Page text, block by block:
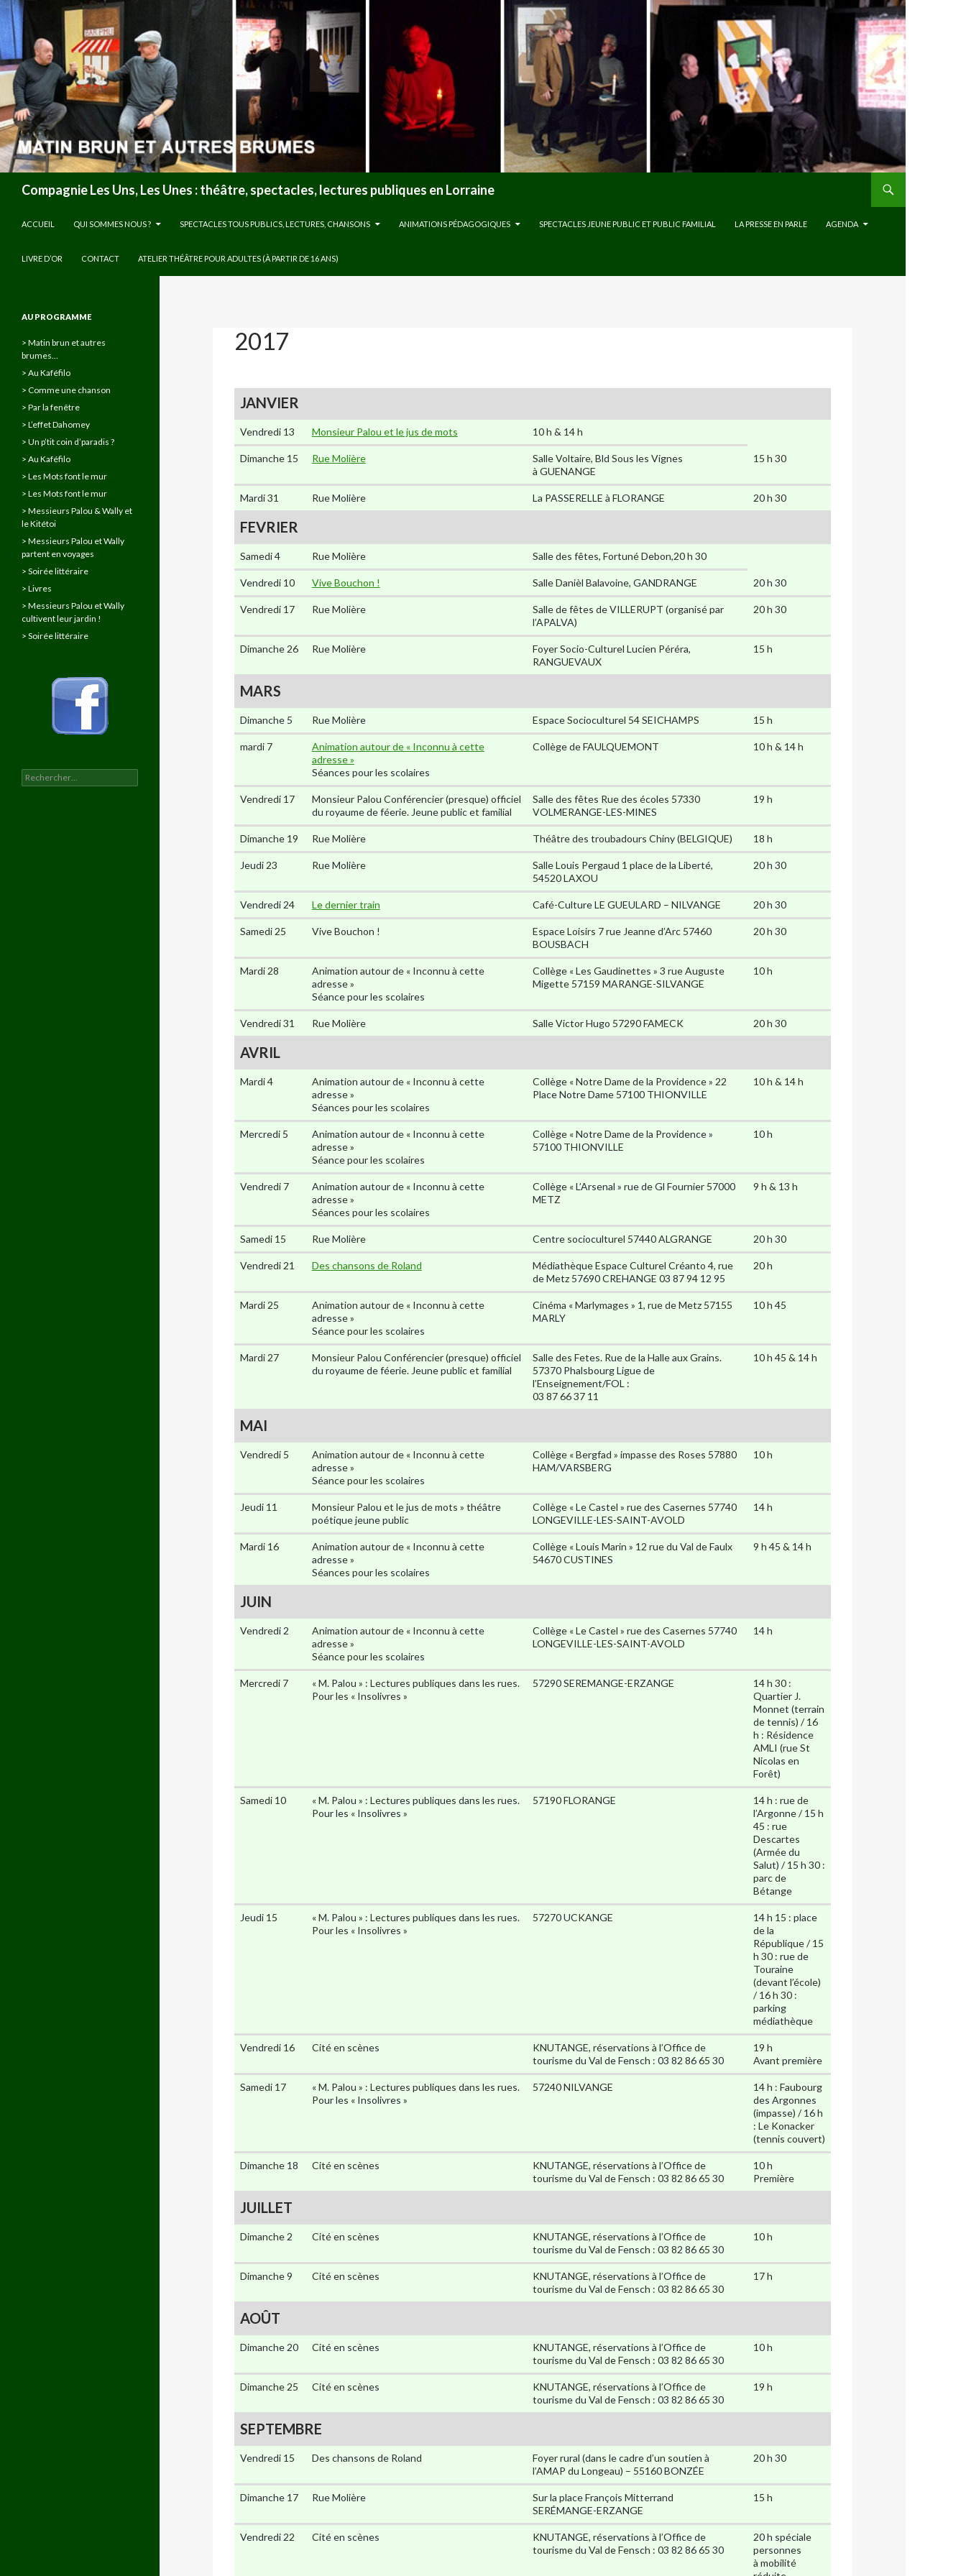
Compagnie Les Uns, Les Unes : théâtre, spectacles, lectures publiques en Lorraine
ACCUEIL
QUI SOMMES NOUS ? SPECTACLES TOUS PUBLICS, LECTURES, CHANSONS ANIMATIONS PÉDAGOGIQUES SPECTACLES JEUNE PUBLIC ET PUBLIC FAMILIAL LA PRESSE EN PARLE AGENDA
LIVRE D’OR CONTACT ATELIER THÉÂTRE POUR ADULTES (À PARTIR DE 16 ANS)
2017
JANVIER
Vendredi 13 Monsieur Palou et le jus de mots 10 h & 14 h
Dimanche 15 Rue Molière
Salle Voltaire, Bld Sous les Vignes
à GUENANGE
15 h 30
Mardi 31 Rue Molière La PASSERELLE à FLORANGE 20 h 30
FEVRIER
Samedi 4 Rue Molière Salle des fêtes, Fortuné Debon,20 h 30
Vendredi 10 Vive Bouchon ! Salle Danièl Balavoine, GANDRANGE 20 h 30
Vendredi 17 Rue Molière
Salle de fêtes de VILLERUPT (organisé par
l’APALVA)
20 h 30
Dimanche 26 Rue Molière
Foyer Socio-Culturel Lucien Péréra,
RANGUEVAUX
15 h
MARS
Dimanche 5 Rue Molière Espace Socioculturel 54 SEICHAMPS 15 h
mardi 7
Animation autour de « Inconnu à cette
adresse »
Séances pour les scolaires
Collège de FAULQUEMONT 10 h & 14 h
Vendredi 17
Monsieur Palou Conférencier (presque) officiel
du royaume de féerie. Jeune public et familial
Salle des fêtes Rue des écoles 57330
VOLMERANGE-LES-MINES
19 h
Dimanche 19 Rue Molière Théâtre des troubadours Chiny (BELGIQUE) 18 h
Jeudi 23 Rue Molière
Salle Louis Pergaud 1 place de la Liberté,
54520 LAXOU
20 h 30
Vendredi 24 Le dernier train Café-Culture LE GUEULARD – NILVANGE 20 h 30
Samedi 25 Vive Bouchon !
Espace Loisirs 7 rue Jeanne d’Arc 57460
BOUSBACH
20 h 30
Mardi 28
Animation autour de « Inconnu à cette
adresse »
Séance pour les scolaires
Collège « Les Gaudinettes » 3 rue Auguste
Migette 57159 MARANGE-SILVANGE
10 h
Vendredi 31 Rue Molière Salle Victor Hugo 57290 FAMECK 20 h 30
AVRIL
Mardi 4
Animation autour de « Inconnu à cette
adresse »
Séances pour les scolaires
Collège « Notre Dame de la Providence » 22
Place Notre Dame 57100 THIONVILLE
10 h & 14 h
Mercredi 5
Animation autour de « Inconnu à cette
adresse »
Séance pour les scolaires
Collège « Notre Dame de la Providence »
57100 THIONVILLE
10 h
Vendredi 7
Animation autour de « Inconnu à cette
adresse »
Séances pour les scolaires
Collège « L’Arsenal » rue de Gl Fournier 57000
METZ
9 h & 13 h
Samedi 15 Rue Molière Centre socioculturel 57440 ALGRANGE 20 h 30
Vendredi 21 Des chansons de Roland
Médiathèque Espace Culturel Créanto 4, rue
de Metz 57690 CREHANGE 03 87 94 12 95
20 h
Mardi 25
Animation autour de « Inconnu à cette
adresse »
Séance pour les scolaires
Cinéma « Marlymages » 1, rue de Metz 57155
MARLY
10 h 45
Mardi 27
Monsieur Palou Conférencier (presque) officiel
du royaume de féerie. Jeune public et familial
Salle des Fetes. Rue de la Halle aux Grains.
57370 Phalsbourg Ligue de
l’Enseignement/FOL :
03 87 66 37 11
10 h 45 & 14 h
MAI
Vendredi 5
Animation autour de « Inconnu à cette
adresse »
Séance pour les scolaires
Collège « Bergfad » impasse des Roses 57880
HAM/VARSBERG
10 h
Jeudi 11
Monsieur Palou et le jus de mots » théâtre
poétique jeune public
Collège « Le Castel » rue des Casernes 57740
LONGEVILLE-LES-SAINT-AVOLD
14 h
Mardi 16
Animation autour de « Inconnu à cette
adresse »
Séances pour les scolaires
Collège « Louis Marin » 12 rue du Val de Faulx
54670 CUSTINES
9 h 45 & 14 h
JUIN
Vendredi 2
Animation autour de « Inconnu à cette
adresse »
Séance pour les scolaires
Collège « Le Castel » rue des Casernes 57740
LONGEVILLE-LES-SAINT-AVOLD
14 h
Mercredi 7
« M. Palou » : Lectures publiques dans les rues.
Pour les « Insolivres »
57290 SEREMANGE-ERZANGE
14 h 30 :
Quartier J.
Monnet (terrain
de tennis) / 16
h : Résidence
AMLI (rue St
Nicolas en
Forêt)
Samedi 10
« M. Palou » : Lectures publiques dans les rues.
Pour les « Insolivres »
57190 FLORANGE
14 h : rue de
l’Argonne / 15 h
45 : rue
Descartes
(Armée du
Salut) / 15 h 30 :
parc de
Bétange
Jeudi 15
« M. Palou » : Lectures publiques dans les rues.
Pour les « Insolivres »
57270 UCKANGE
14 h 15 : place
de la
République / 15
h 30 : rue de
Touraine
(devant l’école)
/ 16 h 30 :
parking
médiathèque
Vendredi 16 Cité en scènes
KNUTANGE, réservations à l’Office de
tourisme du Val de Fensch : 03 82 86 65 30
19 h
Avant première
Samedi 17
« M. Palou » : Lectures publiques dans les rues.
Pour les « Insolivres »
57240 NILVANGE
14 h : Faubourg
des Argonnes
(impasse) / 16 h
: Le Konacker
(tennis couvert)
Dimanche 18 Cité en scènes
KNUTANGE, réservations à l’Office de
tourisme du Val de Fensch : 03 82 86 65 30
10 h
Première
JUILLET
Dimanche 2 Cité en scènes
KNUTANGE, réservations à l’Office de
tourisme du Val de Fensch : 03 82 86 65 30
10 h
Dimanche 9 Cité en scènes
KNUTANGE, réservations à l’Office de
tourisme du Val de Fensch : 03 82 86 65 30
17 h
AOÛT
Dimanche 20 Cité en scènes
KNUTANGE, réservations à l’Office de
tourisme du Val de Fensch : 03 82 86 65 30
10 h
Dimanche 25 Cité en scènes
KNUTANGE, réservations à l’Office de
tourisme du Val de Fensch : 03 82 86 65 30
19 h
SEPTEMBRE
Vendredi 15 Des chansons de Roland
Foyer rural (dans le cadre d’un soutien à
l’AMAP du Longeau) – 55160 BONZÉE
20 h 30
Dimanche 17 Rue Molière
Sur la place François Mitterrand
SERÉMANGE-ERZANGE
15 h
Vendredi 22 Cité en scènes
KNUTANGE, réservations à l’Office de
tourisme du Val de Fensch : 03 82 86 65 30
20 h spéciale
personnes
à mobilité
AU PROGRAMME
> Matin brun et autres
brumes…
> Au Kaféfilo
> Comme une chanson
> Par la fenêtre
> L’effet Dahomey
> Un p’tit coin d’paradis ?
> Au Kaféfilo
> Les Mots font le mur
> Les Mots font le mur
> Messieurs Palou & Wally et
le Kitétoi
> Messieurs Palou et Wally
partent en voyages
> Soirée littéraire
> Livres
> Messieurs Palou et Wally
cultivent leur jardin !
> Soirée littéraire
Rechercher :